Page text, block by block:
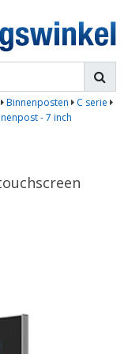
Binnenposten
C serie
- 7 inch